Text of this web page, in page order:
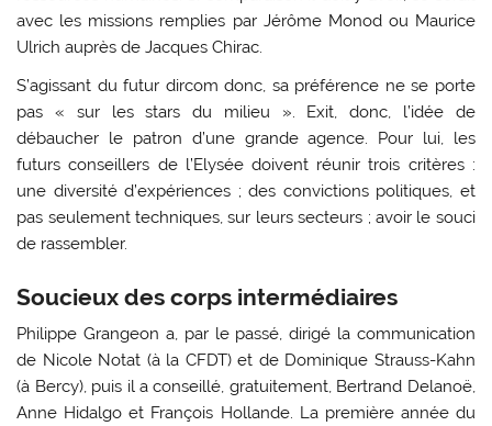
avec les missions remplies par Jérôme Monod ou Maurice
Ulrich auprès de Jacques Chirac.
S’agissant du futur dircom donc, sa préférence ne se porte
pas « sur les stars du milieu ». Exit, donc, l’idée de
débaucher le patron d’une grande agence. Pour lui, les
futurs conseillers de l’Elysée doivent réunir trois critères :
une diversité d’expériences ; des convictions politiques, et
pas seulement techniques, sur leurs secteurs ; avoir le souci
de rassembler.
Soucieux des corps intermédiaires
Philippe Grangeon a, par le passé, dirigé la communication
de Nicole Notat (à la CFDT) et de Dominique Strauss-Kahn
(à Bercy), puis il a conseillé, gratuitement, Bertrand Delanoë,
Anne Hidalgo et François Hollande. La première année du